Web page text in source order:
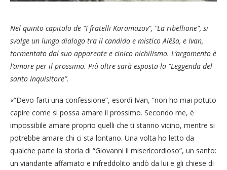
Nel quinto capitolo de “I fratelli Karamazov”, “La ribellione”, si
svolge un lungo dialogo tra il candido e mistico Alëša, e Ivan,
tormentato dal suo apparente e cinico nichilismo. L’argomento è
l’amore per il prossimo. Più oltre sarà esposta la “Leggenda del
santo Inquisitore”.
«“Devo farti una confessione”, esordì Ivan, “non ho mai potuto
capire come si possa amare il prossimo. Secondo me, è
impossibile amare proprio quelli che ti stanno vicino, mentre si
potrebbe amare chi ci sta lontano. Una volta ho letto da
qualche parte la storia di “Giovanni il misericordioso”, un santo:
un viandante affamato e infreddolito andò da lui e gli chiese di